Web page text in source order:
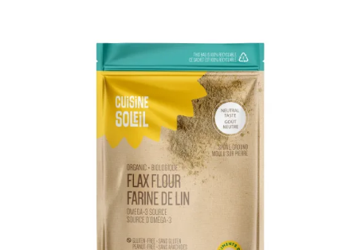
ADD TO CART DETAILS